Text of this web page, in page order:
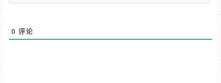
0 评论